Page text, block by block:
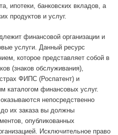
ипотеки, банковских вкладов, а
продуктов и услуг.
финансовой организации и
услуги. Данный ресурс
которое представляет собой в
(знаков обслуживания),
ФИПС (Роспатент) и
каталогом финансовых услуг.
непосредственно
их заказа вы должны
опубликованных
Исключительное право